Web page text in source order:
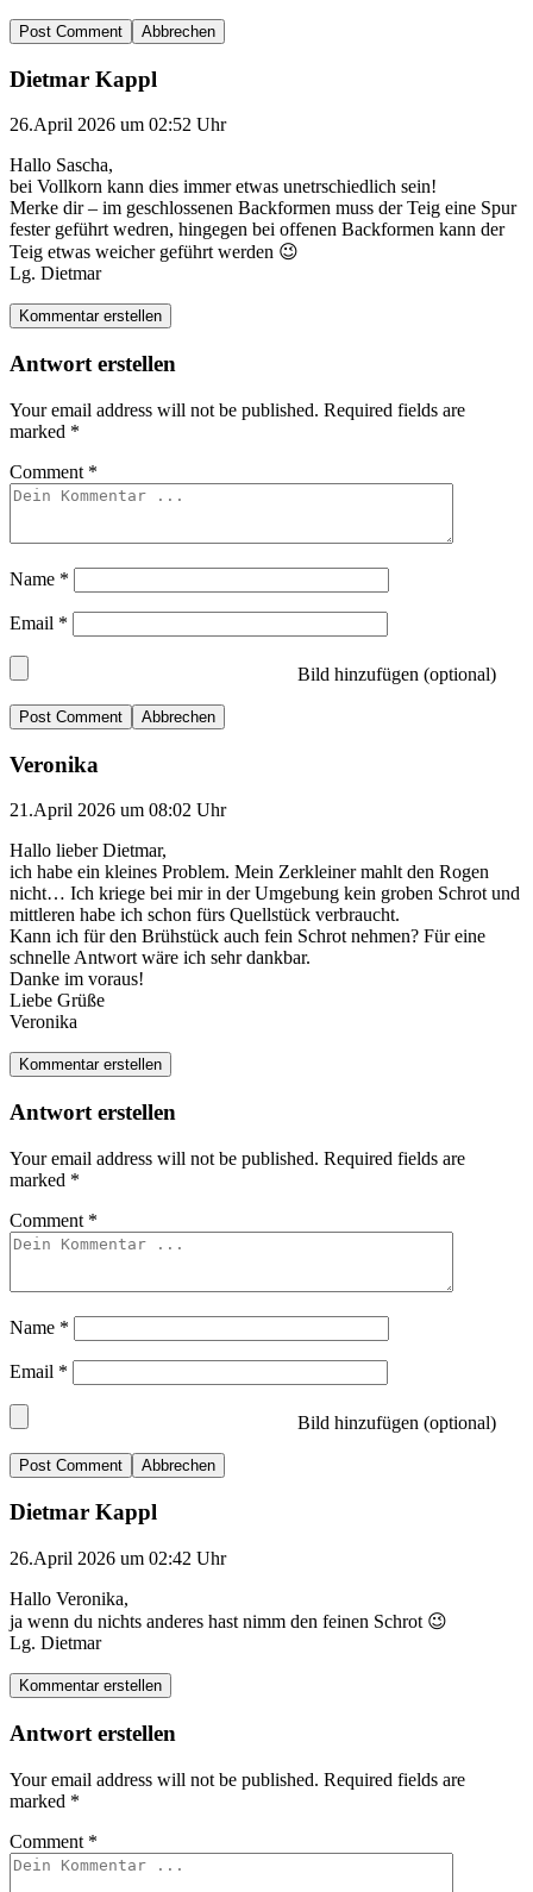
Abbrechen
Dietmar Kappl
26.April 2026 um 02:52 Uhr
Hallo Sascha,
bei Vollkorn kann dies immer etwas unetrschiedlich sein!
Merke dir – im geschlossenen Backformen muss der Teig eine Spur
fester geführt wedren, hingegen bei offenen Backformen kann der
Teig etwas weicher geführt werden 😉
Lg. Dietmar
Kommentar erstellen
Antwort erstellen
Your email address will not be published. Required fields are
marked *
Comment *
Name *
Email *
Bild hinzufügen (optional)
Abbrechen
Veronika
21.April 2026 um 08:02 Uhr
Hallo lieber Dietmar,
ich habe ein kleines Problem. Mein Zerkleiner mahlt den Rogen
nicht… Ich kriege bei mir in der Umgebung kein groben Schrot und
mittleren habe ich schon fürs Quellstück verbraucht.
Kann ich für den Brühstück auch fein Schrot nehmen? Für eine
schnelle Antwort wäre ich sehr dankbar.
Danke im voraus!
Liebe Grüße
Veronika
Kommentar erstellen
Antwort erstellen
Your email address will not be published. Required fields are
marked *
Comment *
Name *
Email *
Bild hinzufügen (optional)
Abbrechen
Dietmar Kappl
26.April 2026 um 02:42 Uhr
Hallo Veronika,
ja wenn du nichts anderes hast nimm den feinen Schrot 😉
Lg. Dietmar
Kommentar erstellen
Antwort erstellen
Your email address will not be published. Required fields are
marked *
Comment *